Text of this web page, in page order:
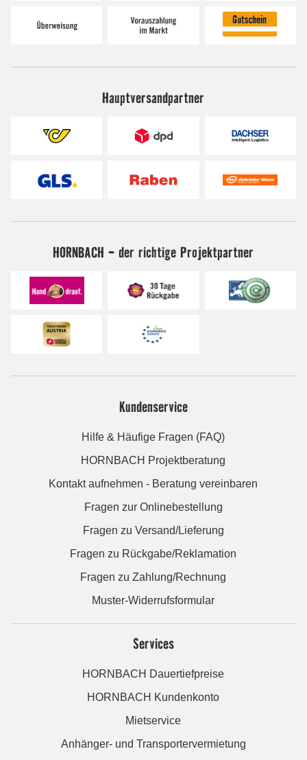
Hauptversandpartner
HORNBACH - der richtige Projektpartner
Kundenservice
Hilfe & Häufige Fragen (FAQ)
HORNBACH Projektberatung
Kontakt aufnehmen - Beratung vereinbaren
Fragen zur Onlinebestellung
Fragen zu Versand/Lieferung
Fragen zu Rückgabe/Reklamation
Fragen zu Zahlung/Rechnung
Muster-Widerrufsformular
Services
HORNBACH Dauertiefpreise
HORNBACH Kundenkonto
Mietservice
Anhänger- und Transportervermietung